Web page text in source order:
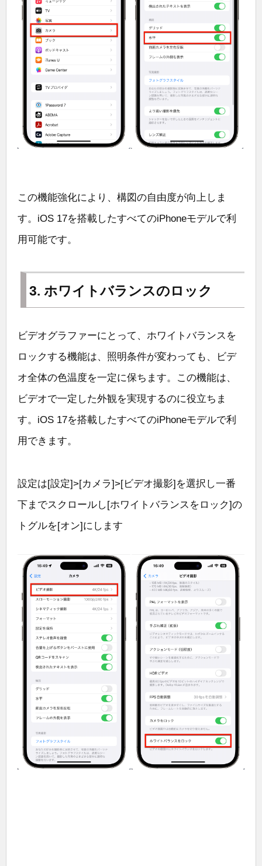
この機能強化により、構図の自由度が向上しま
す。iOS 17を搭載したすべてのiPhoneモデルで利
用可能です。
3. ホワイトバランスのロック
ビデオグラファーにとって、ホワイトバランスを
ロックする機能は、照明条件が変わっても、ビデ
オ全体の色温度を一定に保ちます。この機能は、
ビデオで一定した外観を実現するのに役立ちま
す。iOS 17を搭載したすべてのiPhoneモデルで利
用できます。
設定は[設定]>[カメラ]>[ビデオ撮影]を選択し一番
下までスクロールし[ホワイトバランスをロック]の
トグルを[オン]にします